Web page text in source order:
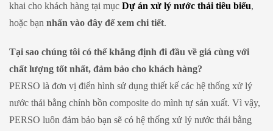
khai cho khách hàng tại mục Dự án xử lý nước thải tiêu biểu,
hoặc bạn nhấn vào đây để xem chi tiết.
Tại sao chúng tôi có thể khẳng định đi đầu về giá cùng với
chất lượng tốt nhất, đảm bảo cho khách hàng?
PERSO là đơn vị điển hình sử dụng thiết kế các hệ thống xử lý
nước thải bằng chính bồn composite do mình tự sản xuất. Vì vậy,
PERSO luôn đảm bảo bạn sẽ có hệ thống xử lý nước thải bằng